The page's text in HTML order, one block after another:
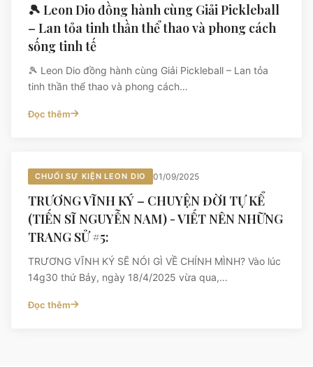
🎾 Leon Dio đồng hành cùng Giải Pickleball
– Lan tỏa tinh thần thể thao và phong cách
sống tinh tế
🎾 Leon Dio đồng hành cùng Giải Pickleball – Lan tỏa
tinh thần thể thao và phong cách…
Đọc thêm